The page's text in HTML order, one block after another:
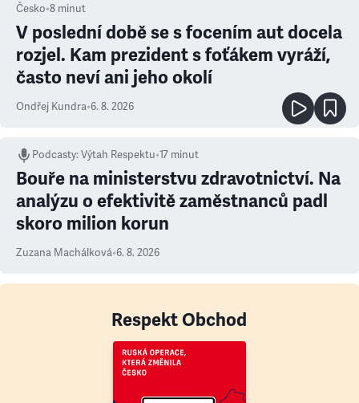
Česko•8 minut
V poslední době se s focením aut docela
rozjel. Kam prezident s foťákem vyráží,
často neví ani jeho okolí
Ondřej Kundra•6. 8. 2026
Podcasty:Výtah Respektu•17 minut
Bouře na ministerstvu zdravotnictví. Na
analýzu o efektivitě zaměstnanců padl
skoro milion korun
Zuzana Machálková•6. 8. 2026
Respekt Obchod